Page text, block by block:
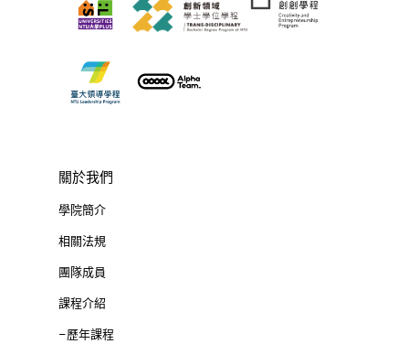
關於我們
學院簡介
相關法規
團隊成員
課程介紹
–歷年課程